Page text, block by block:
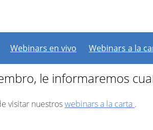
Webinars en vivo Webinars a la
no hay
le informaremos
visitar nuestroswebinars a la carta .